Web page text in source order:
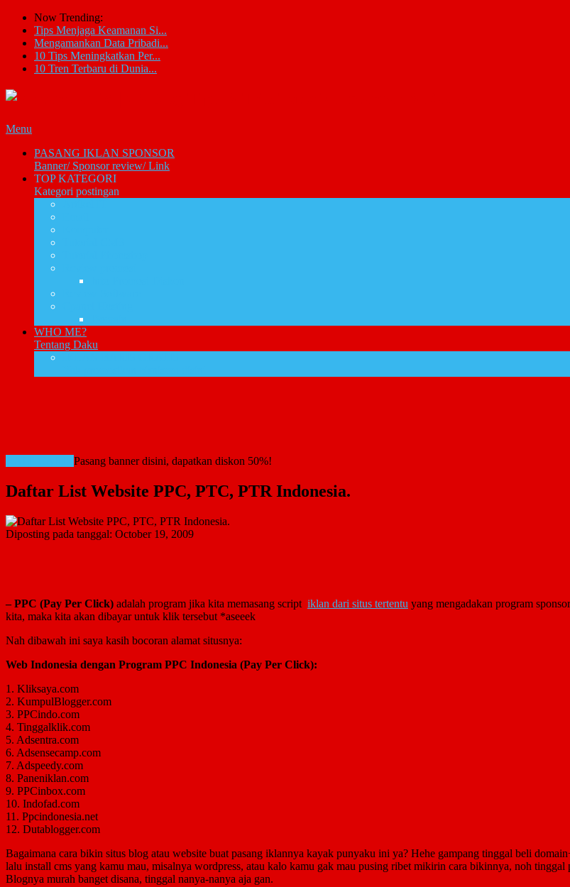
Now Trending:
Tips Menjaga Keamanan Si...
Mengamankan Data Pribadi...
10 Tips Meningkatkan Per...
10 Tren Terbaru di Dunia...
Menu
PASANG IKLAN SPONSOR
Banner/ Sponsor review/ Link
TOP KATEGORI
Kategori postingan
WHO ME?
Tentang Daku
Pasang banner disini, dapatkan diskon 50%!
Daftar List Website PPC, PTC, PTR Indonesia.
Diposting pada tanggal: October 19, 2009
– PPC (Pay Per Click) adalah program jika kita memasang script iklan dari situs tertentu yang mengadakan program
kita, maka kita akan dibayar untuk klik tersebut *aseeek
Nah dibawah ini saya kasih bocoran alamat situsnya:
Web Indonesia dengan Program PPC Indonesia (Pay Per Click):
1. Kliksaya.com
2. KumpulBlogger.com
3. PPCindo.com
4. Tinggalklik.com
5. Adsentra.com
6. Adsensecamp.com
7. Adspeedy.com
8. Paneniklan.com
9. PPCinbox.com
10. Indofad.com
11. Ppcindonesia.net
12. Dutablogger.com
Bagaimana cara bikin situs blog atau website buat pasang iklannya kayak punyaku ini ya? Hehe gampang tinggal beli
lalu install cms yang kamu mau, misalnya wordpress, atau kalo kamu gak mau pusing ribet mikirin cara bikinnya, noh tinggal
Blognya murah banget disana, tinggal nanya-nanya aja gan.